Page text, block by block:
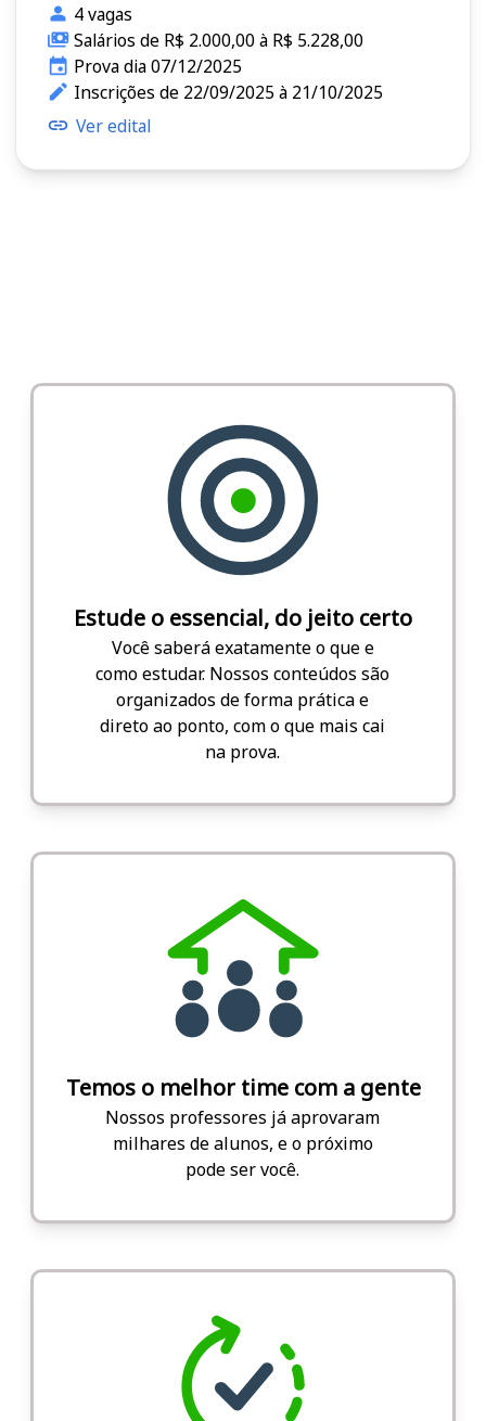
4 vagas
Salários de R$ 2.000,00 à R$ 5.228,00
Prova dia 07/12/2025
Inscrições de 22/09/2025 à 21/10/2025
Ver edital
Estude o essencial, do jeito certo
Você saberá exatamente o que e
como estudar. Nossos conteúdos são
organizados de forma prática e
direto ao ponto, com o que mais cai
na prova.
Temos o melhor time com a gente
Nossos professores já aprovaram
milhares de alunos, e o próximo
pode ser você.